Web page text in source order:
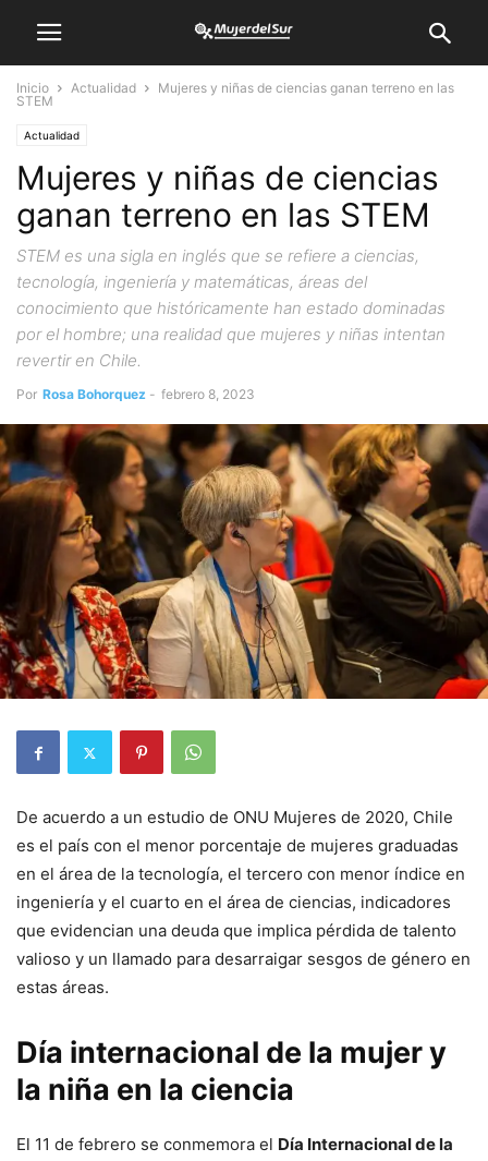
Inicio Actualidad
Mujeres y niñas de ciencias ganan terreno en las
STEM
Actualidad
Mujeres y niñas de ciencias
ganan terreno en las STEM
STEM es una sigla en inglés que se refiere a ciencias,
tecnología, ingeniería y matemáticas, áreas del
conocimiento que históricamente han estado dominadas
por el hombre; una realidad que mujeres y niñas intentan
revertir en Chile.
Por Rosa Bohorquez - febrero 8, 2023
De acuerdo a un estudio de ONU Mujeres de 2020, Chile
es el país con el menor porcentaje de mujeres graduadas
en el área de la tecnología, el tercero con menor índice en
ingeniería y el cuarto en el área de ciencias, indicadores
que evidencian una deuda que implica pérdida de talento
valioso y un llamado para desarraigar sesgos de género en
estas áreas.
Día internacional de la mujer y
la niña en la ciencia
El 11 de febrero se conmemora el Día Internacional de la